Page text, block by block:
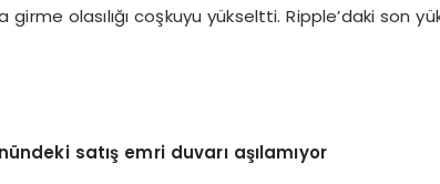
girme olasılığı coşkuyu yükseltti. Ripple’daki son
satış emri duvarı aşılamıyor